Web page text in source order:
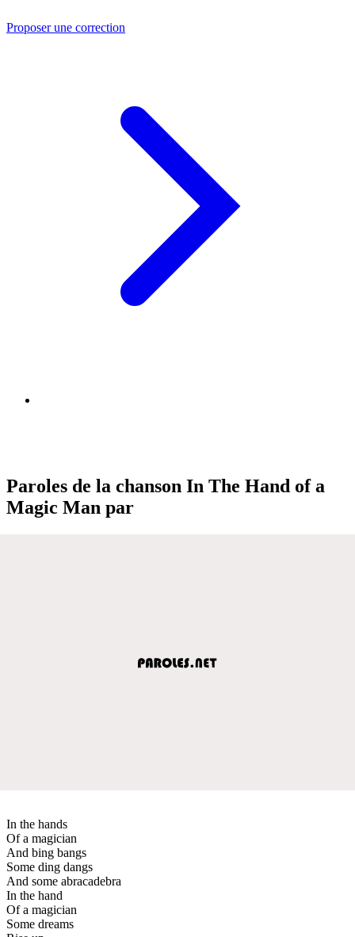
Proposer une correction
Paroles de la chanson In The Hand of a
Magic Man par
In the hands
Of a magician
And bing bangs
Some ding dangs
And some abracadebra
In the hand
Of a magician
Some dreams